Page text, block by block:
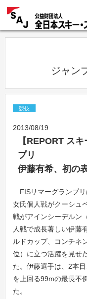
競技
2013/08/19
【REPORT ス
プリ
伊藤有希、初の
FISサマーグランプリ
女氏個人戦がクーシュ
戦がアインシーデルン
人戦で成長著しい伊藤
ルドカップ、コンチネ
位）に立つ活躍を見せ
た。伊藤選手は、2本
を上回る99mの最長不
た。